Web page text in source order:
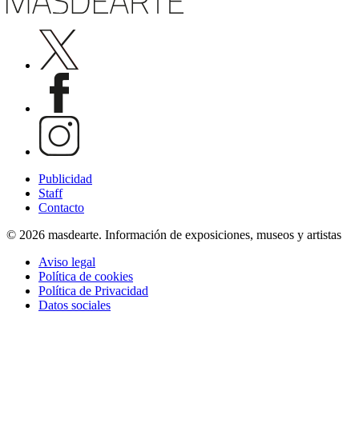
Publicidad
Staff
Contacto
© 2026 masdearte. Información de exposiciones, museos y artistas
Aviso legal
Política de cookies
Política de Privacidad
Datos sociales